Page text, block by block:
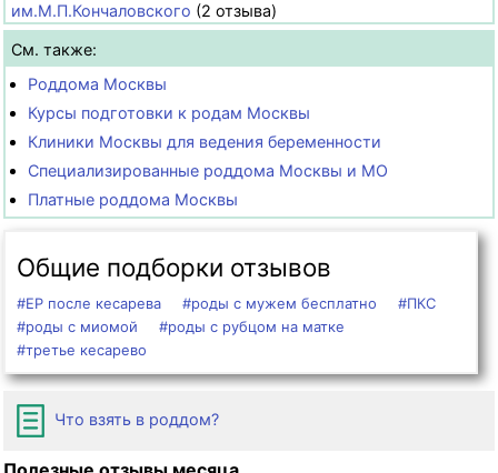
им.М.П.Кончаловского (2 отзыва)
См. также:
Роддома Москвы
Курсы подготовки к родам Москвы
Клиники Москвы для ведения беременности
Специализированные роддома Москвы и МО
Платные роддома Москвы
Общие подборки отзывов
#ЕР после кесарева #роды с мужем бесплатно
#ПКС
#роды с миомой
#роды с рубцом на матке
#третье кесарево
Что взять в роддом?